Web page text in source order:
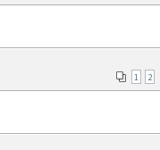
1 2